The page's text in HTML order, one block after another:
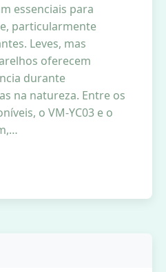
essenciais para
particularmente
Leves, mas
oferecem
durante
na natureza. Entre os
o VM-YC03 e o